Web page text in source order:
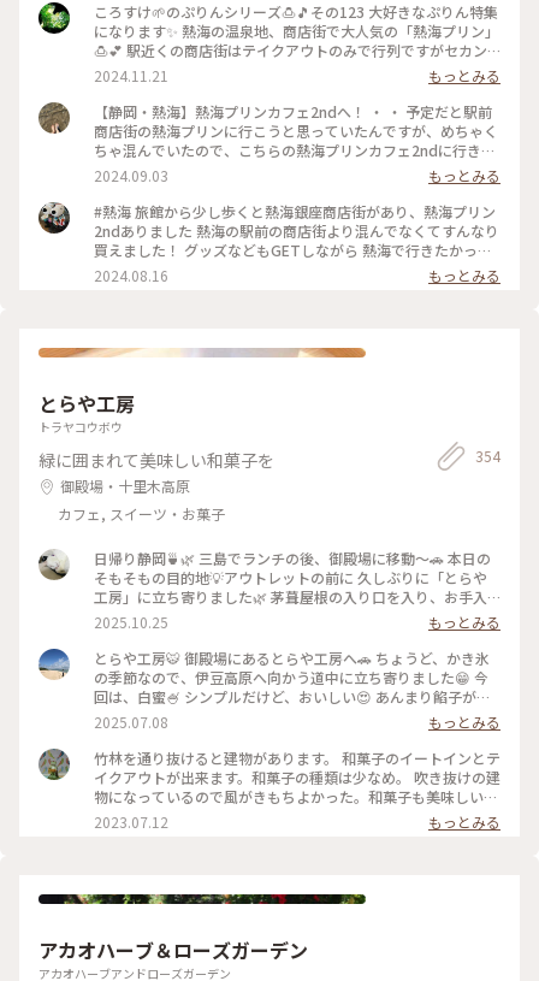
ころすけ🌱のぷりんシリーズ🍮🎵その123 大好きなぷりん特集
になります✨ 熱海の温泉地、商店街で大人気の「熱海プリン」
🍮💕 駅近くの商店街はテイクアウトのみで行列ですがセカン
ドカフェは空いていてイートインできます✨桶がテーブル代わ
りでトレードマークのカバのクッキー飾り付け🤍カバが生クリ
ームに埋もれぎみです🤭笑w それにしてもどうしてカバなの
でしょう😂 #熱海プリン #めちゃ人気 #まだバズり中 #カバ #
温泉地 #セカンド空いてておすすめ #旅先のぷりん最高すぎる
2024.11.21
もっとみる
【静岡・熱海】熱海プリンカフェ2ndへ！ ・ ・ 予定だと駅前
商店街の熱海プリンに行こうと思っていたんですが、めちゃく
ちゃ混んでいたので、こちらの熱海プリンカフェ2ndに行きま
した🍮 ・ まず店内が可愛い🩷雑貨が売っていたり、狭いです
がイートインスペースもあって、壁のイラストがカバや温泉イ
メージで可愛かったです。 ・ 念願の熱海プリンはテイクアウ
トで注文して、店内ではプリンソフトをいただきました。 ソフ
トクリーム部分に乗ってるキャラメルかな？食感があってよか
ったです。下の部分がプリンになっていて、甘くてとっても美
味しかったです😋 ・ ・ #熱海プリン #熱海プリンカフェ #熱海
2024.09.03
もっとみる
#熱海 旅館から少し歩くと熱海銀座商店街があり、熱海プリン
2ndありました 熱海の駅前の商店街より混んでなくてすんなり
買えました！ グッズなどもGETしながら 熱海で行きたかった
美術館、熱海プリン しかし熱海も相当暑いです
2024.08.16 もっとみる
とらや工房
トラヤコウボウ
緑に囲まれて美味しい和菓子を
御殿場・十里木高原
カフェ, スイーツ・お菓子
354
日帰り静岡🍵🌿 三島でランチの後、御殿場に移動〜🚗 本日の
そもそもの目的地💡アウトレットの前に 久しぶりに「とらや
工房」に立ち寄りました🌿 茅葺屋根の入り口を入り、お手入
れされた 林の中を抜けたら…🌲🌳🌲🌳 変わらぬ佇まいの工房
にホッとします☺️ 栗餅とお茶を頂きました🌰🍵美味しい〜😋
その後アウトレットでお買い物を楽しみ😊 途中、休憩ではサ
ングラムでお茶タイム🥤 夜ごはんは混む前の早めの時間に 沼
津魚がし寿司さんで地のものメインの 美味しいお寿司🍣🍣頂
きました(๑>◡<๑) 美味しい静岡、満喫の大満足日帰り旅です
✨✨ #ことりっぷと一緒 #ことりっぷ静岡 #秋の装い #とらや工
房#栗餅 #御殿場プレミアムアウトレット #サングラム #静岡茶
#沼津魚がし寿司 #回転寿司
2025.10.25
もっとみる
とらや工房🐯 御殿場にあるとらや工房へ🚗 ちょうど、かき氷
の季節なので、伊豆高原へ向かう道中に立ち寄りました😁 今
回は、白蜜🍧 シンプルだけど、おいしい😍 あんまり餡子が得
意ではない私でも、とらやの餡子はおいしいです✨ #静岡県#
かき氷 #カフェ
2025.07.08
もっとみる
竹林を通り抜けると建物があります。 和菓子のイートインとテ
イクアウトが出来ます。和菓子の種類は少なめ。 吹き抜けの建
物になっているので風がきもちよかった。和菓子も美味しいで
す。
2023.07.12 もっとみる
アカオハーブ＆ローズガーデン
アカオハーブアンドローズガーデン